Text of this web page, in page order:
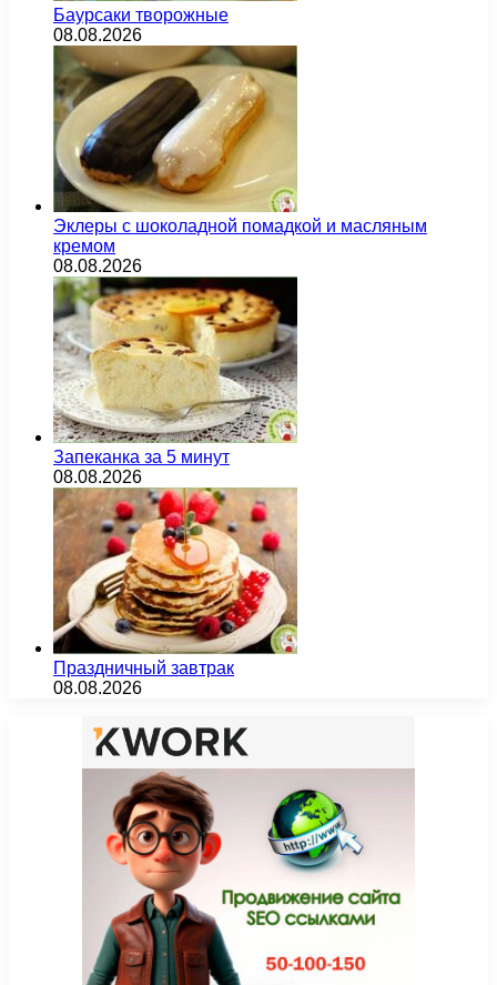
Баурсаки творожные
08.08.2026
Эклеры с шоколадной помадкой и масляным
кремом
08.08.2026
Запеканка за 5 минут
08.08.2026
Праздничный завтрак
08.08.2026